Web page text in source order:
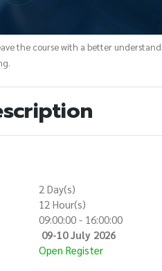
the course with a better
2 Day(s)
12 Hour(s)
09:00:00 - 16:00:00
09-10 July 2026
Open Register